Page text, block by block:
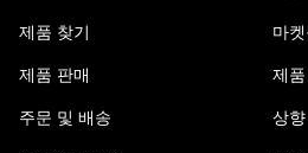
제품 찾기
제품 판매
주문 및 배송
마
제
상